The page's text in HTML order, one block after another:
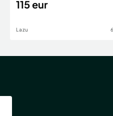
115 eur
Lazu